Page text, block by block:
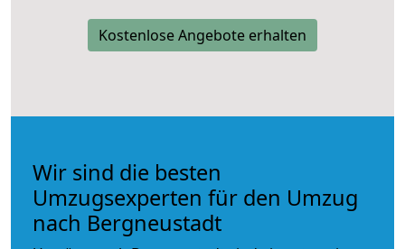
Kostenlose Angebote erhalten
Wir sind die besten
Umzugsexperten für den Umzug
nach Bergneustadt